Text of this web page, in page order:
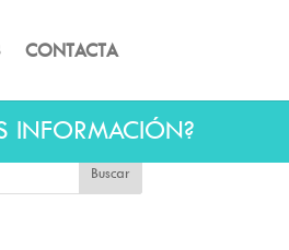
CONTACTA
INFORMACIÓN?